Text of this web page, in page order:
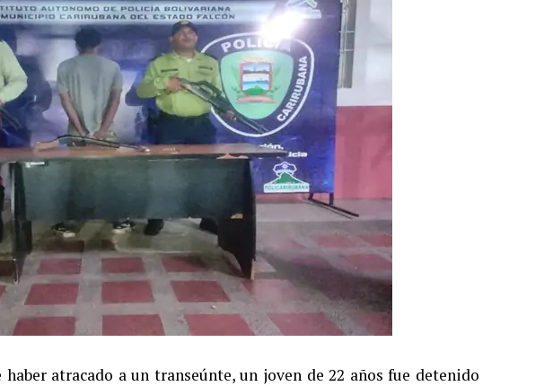
atracado a un transeúnte, un joven de 22 años fue detenido